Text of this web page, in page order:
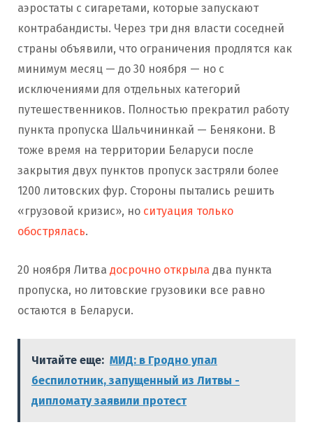
аэростаты с сигаретами, которые запускают
контрабандисты. Через три дня власти соседней
страны объявили, что ограничения продлятся как
минимум месяц — до 30 ноября — но с
исключениями для отдельных категорий
путешественников. Полностью прекратил работу
пункта пропуска Шальчининкай — Бенякони. В
тоже время на территории Беларуси после
закрытия двух пунктов пропуск застряли более
1200 литовских фур. Стороны пытались решить
«грузовой кризис», но ситуация только
обострялась.
20 ноября Литва досрочно открыла два пункта
пропуска, но литовские грузовики все равно
остаются в Беларуси.
Читайте еще: МИД: в Гродно упал
беспилотник, запущенный из Литвы -
дипломату заявили протест